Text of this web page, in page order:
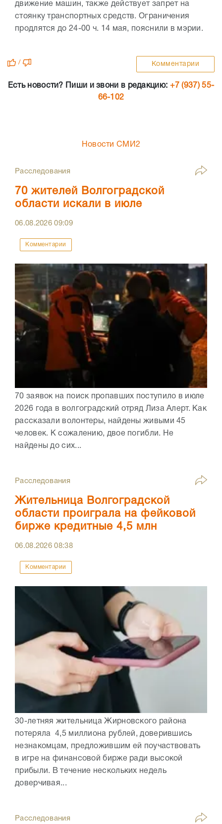
движение машин, также действует запрет на
стоянку транспортных средств. Ограничения
продлятся до 24-00 ч. 14 мая, пояснили в мэрии.
/ Комментарии
Есть новости? Пиши и звони в редакцию: +7 (937) 55-
66-102
Новости СМИ2
Расследования
70 жителей Волгоградской
области искали в июле
06.08.202609:09
Комментарии
70 заявок на поиск пропавших поступило в июле
2026 года в волгоградский отряд Лиза Алерт. Как
рассказали волонтеры, найдены живыми 45
человек. К сожалению, двое погибли. Не
найдены до сих...
Расследования
Жительница Волгоградской
области проиграла на фейковой
бирже кредитные 4,5 млн
06.08.202608:38
Комментарии
30-летняя жительница Жирновского района
потеряла 4,5 миллиона рублей, доверившись
незнакомцам, предложившим ей поучаствовать
в игре на финансовой бирже ради высокой
прибыли. В течение нескольких недель
доверчивая...
Расследования